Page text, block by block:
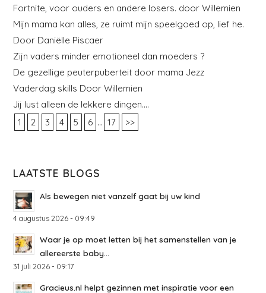
Fortnite, voor ouders en andere losers. door Willemien
Mijn mama kan alles, ze ruimt mijn speelgoed op, lief he.
Door Daniëlle Piscaer
Zijn vaders minder emotioneel dan moeders ?
De gezellige peuterpuberteit door mama Jezz
Vaderdag skills Door Willemien
Jij lust alleen de lekkere dingen….
1
2 3 4 5 6 ... 17 >>
LAATSTE BLOGS
Als bewegen niet vanzelf gaat bij uw kind
4 augustus 2026 - 09:49
Waar je op moet letten bij het samenstellen van je
allereerste baby...
31 juli 2026 - 09:17
Gracieus.nl helpt gezinnen met inspiratie voor een